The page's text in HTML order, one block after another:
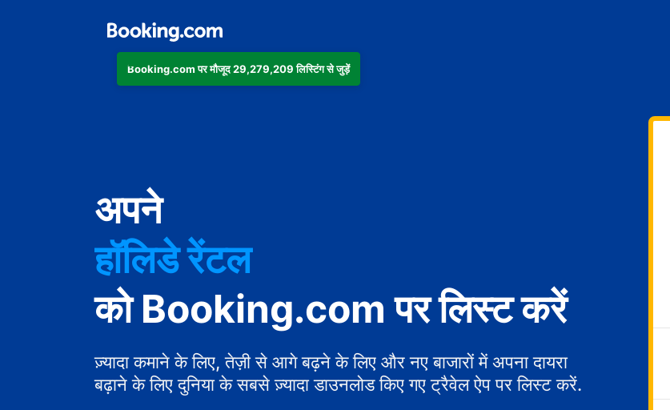
Booking.com पर मौजूद 29,279,209 लिस्टिंग से जुड़ें
अपने
होटल
हॉलिडे रेंटल
गेस्ट हाउस
बेड एंड ब्रेकफ़ास्ट
को Booking.com पर लिस्ट करें
ज़्यादा कमाने के लिए, तेज़ी से आगे बढ़ने के लिए और नए बाजारों में अपना दायरा
बढ़ाने के लिए दुनिया के सबसे ज़्यादा डाउनलोड किए गए ट्रैवेल ऐप पर लिस्ट करें.